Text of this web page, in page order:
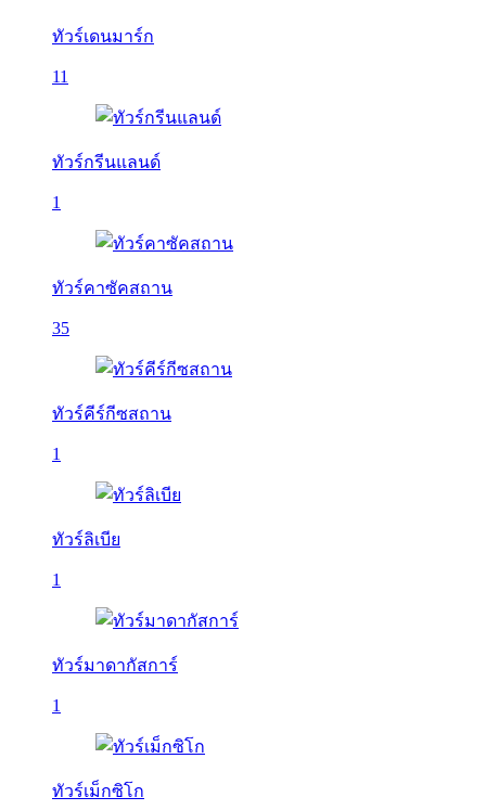
ทัวร์เดนมาร์ก
11
ทัวร์กรีนแลนด์
1
ทัวร์คาซัคสถาน
35
ทัวร์คีร์กีซสถาน
1
ทัวร์ลิเบีย
1
ทัวร์มาดากัสการ์
1
ทัวร์เม็กซิโก